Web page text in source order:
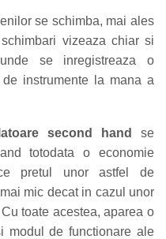
se schimba, mai ales
vizeaza chiar si
se inregistreaza o
instrumente la mana a
second hand
se
totodata o economie
pretul unor astfel de
mic decat in cazul unor
toate acestea, aparea o
modul de functionare ale